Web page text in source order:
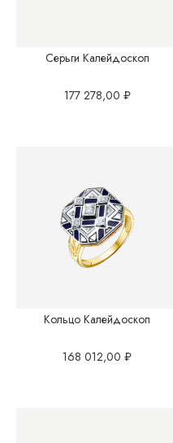
Серьги Калейдоскоп
177 278,00 ₽
Кольцо Калейдоскоп
168 012,00 ₽